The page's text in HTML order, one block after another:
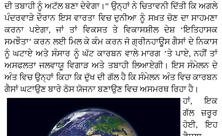
ਦੀ ਤਬਾਹੀ ਨੂੰ ਅਟੱਲ ਬਣਾ ਦੇਵੇਗਾ।” ਉਨ੍ਹਾਂ ਨੇ ਚਿਤਾਵਨੀ ਦਿੱਤੀ ਕਿ ਅਗਲੇ
ਪੰਦਰਵਾੜੇ ਦੌਰਾਨ ਇਸ ਵਾਰਤਾ ਵਿਚ ਦੁਨੀਆ ਨੂੰ ਸਖ਼ਤ ਚੋਣ ਦਾ ਸਾਹਮਣਾ
ਕਰਨਾ ਪਏਗਾ, ਜਾਂ ਤਾਂ ਵਿਕਸਤ ਤੇ ਵਿਕਾਸਸ਼ੀਲ ਦੇਸ਼ ‘ਇਤਿਹਾਸਕ
ਸਮਝੌਤਾ’ ਕਰਨ ਲਈ ਮਿਲ ਕੇ ਕੰਮ ਕਰਨ ਜੋ ਗ੍ਰੀਨਹਾਊਸ ਗੈਸਾਂ ਦੇ ਨਿਕਾਸ
ਨੂੰ ਘਟਾਏ ਅਤੇ ਸੰਸਾਰ ਨੂੰ ਘੱਟ ਕਾਰਬਨ ਵਾਲੇ ਮਾਰਗ ’ਤੇ ਪਾਏ, ਨਹੀਂ ਤਾਂ
ਅਸਫਲਤਾ ਜਲਵਾਯੂ ਵਿਗਾੜ ਅਤੇ ਤਬਾਹੀ ਲਿਆਏਗੀ। ਇਸ ਸੰਮੇਲਨ ਦੇ
ਅੰਤ ਵਿਚ ਉਨ੍ਹਾਂ ਕਿਹਾ ਕਿ ਦੁੱਖ ਦੀ ਗੱਲ ਹੈ ਕਿ ਸੰਮੇਲਨ ਅੰਤ ਵਿਚ ਕਾਰਬਨ
ਗੈਸਾਂ ਘਟਾਉਣ ਬਾਰੇ ਠੋਸ ਯੋਜਨਾ ਬਣਾਉਣ ਵਿਚ ਅਸਮਰਥ ਰਿਹਾ ਹੈ।
ਹਾਂ, ਇਕ
ਗੱਲ ਜ਼ਰੂਰ
ਹੋਈ, ਇਹ